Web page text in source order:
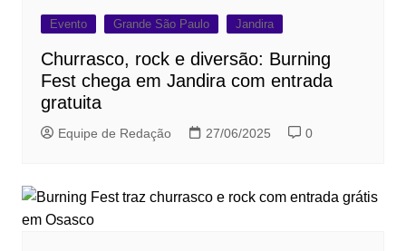
Evento Grande São Paulo Jandira
Churrasco, rock e diversão: Burning
Fest chega em Jandira com entrada
gratuita
Equipe de Redação 27/06/2025 0